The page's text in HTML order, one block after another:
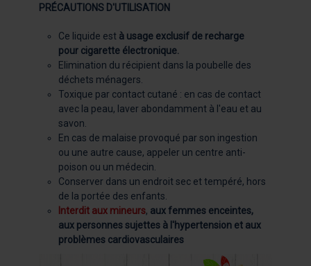
PRÉCAUTIONS D'UTILISATION
Ce liquide est à usage exclusif de recharge
pour cigarette électronique.
Elimination du récipient dans la poubelle des
déchets ménagers.
Toxique par contact cutané : en cas de contact
avec la peau, laver abondamment à l'eau et au
savon.
En cas de malaise provoqué par son ingestion
ou une autre cause, appeler un centre anti-
poison ou un médecin.
Conserver dans un endroit sec et tempéré, hors
de la portée des enfants.
Interdit aux mineurs, aux femmes enceintes,
aux personnes sujettes à l'hypertension et aux
problèmes cardiovasculaires